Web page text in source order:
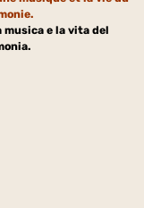
musica e la vita del